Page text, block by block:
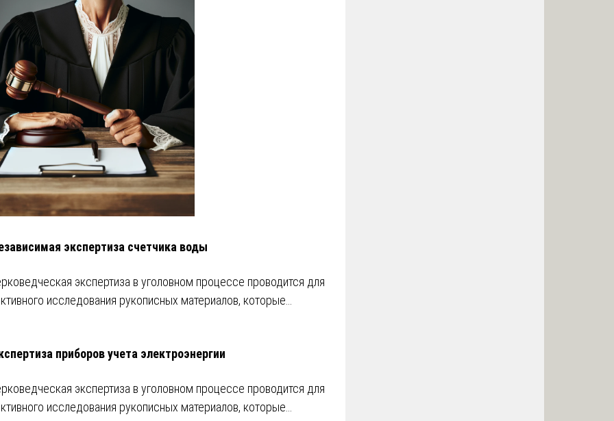
экспертиза счетчика воды
экспертиза в уголовном процессе проводится для
исследования рукописных материалов, которые…
приборов учета электроэнергии
экспертиза в уголовном процессе проводится для
исследования рукописных материалов, которые…